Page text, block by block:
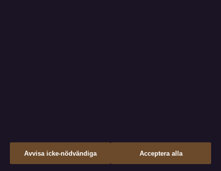
Reportage
Avvisa icke-nödvändiga Acceptera alla